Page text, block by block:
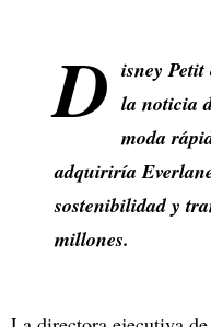
D isney
la noticia
moda
adquiriría
sostenibilidad y
millones.